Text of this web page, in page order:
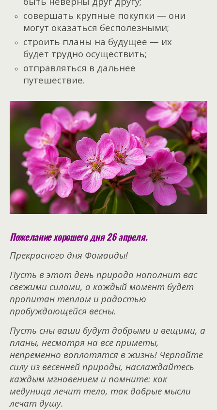
совершать крупные покупки — они
могут оказаться бесполезными;
строить планы на будущее — их
будет трудно осуществить;
отправляться в дальнее
путешествие.
Пожелание хорошего дня 26 апреля.
Прекрасного дня Фомаиды!
Пусть в этот день природа наполнит вас
свежими силами, а каждый момент будет
пропитан теплом и радостью
пробуждающейся весны.
Пусть сны ваши будут добрыми и вещими, а
планы, несмотря на все приметы,
непременно воплотятся в жизнь! Черпайте
силу из весенней природы, наслаждайтесь
каждым мгновением и помните: как
медуница лечит тело, так добрые мысли
лечат душу.